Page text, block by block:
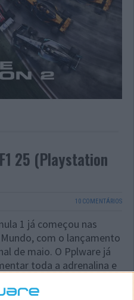
25 (Playstation
10 COMENTÁRIOS
1 já começou nas
com o lançamento
de maio. O Pplware já
toda a adrenalina e